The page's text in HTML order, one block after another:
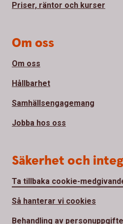
Priser, räntor och kurser
Om oss
Om oss
Hållbarhet
Samhällsengagemang
Jobba hos oss
Säkerhet och
Ta tillbaka cookie-
Så hanterar vi cookies
Behandling av